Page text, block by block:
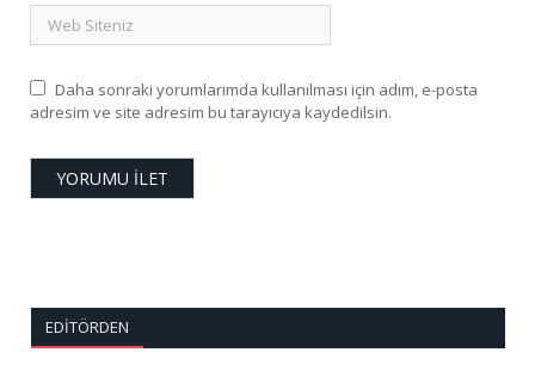
Daha sonraki yorumlarımda kullanılması için adım, e-posta
adresim ve site adresim bu tarayıcıya kaydedilsin.
EDITÖRDEN